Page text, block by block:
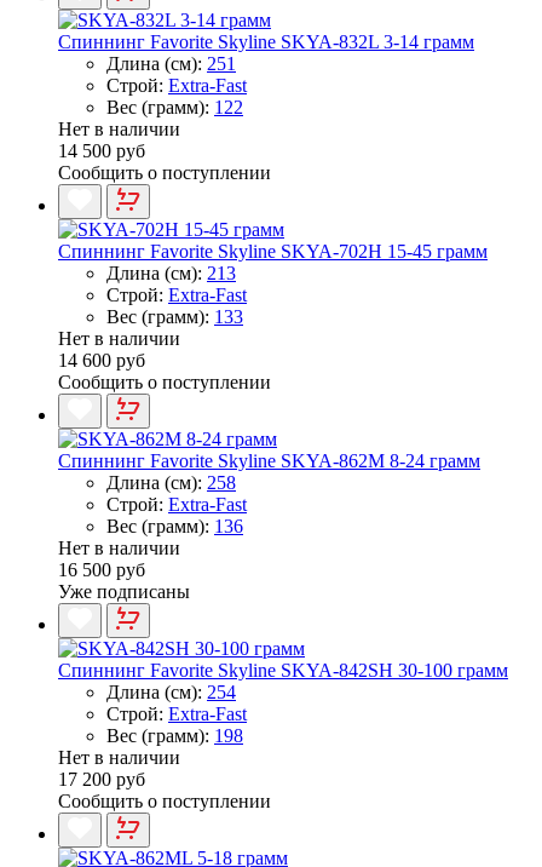
Спиннинг Favorite Skyline SKYA-832L 3-14 грамм
Длина (см): 251
Строй: Extra-Fast
Вес (грамм): 122
Нет в наличии
14 500 руб
Сообщить о поступлении
Спиннинг Favorite Skyline SKYA-702H 15-45 грамм
Длина (см): 213
Строй: Extra-Fast
Вес (грамм): 133
Нет в наличии
14 600 руб
Сообщить о поступлении
Спиннинг Favorite Skyline SKYA-862M 8-24 грамм
Длина (см): 258
Строй: Extra-Fast
Вес (грамм): 136
Нет в наличии
16 500 руб
Уже подписаны
Спиннинг Favorite Skyline SKYA-842SH 30-100 грамм
Длина (см): 254
Строй: Extra-Fast
Вес (грамм): 198
Нет в наличии
17 200 руб
Сообщить о поступлении